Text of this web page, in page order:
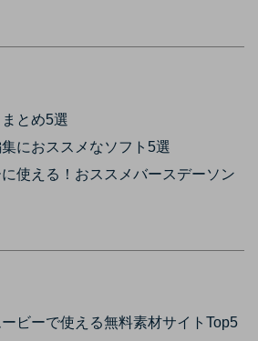
とめ5選
におススメなソフト5選
使える！おススメバースデーソン
ビーで使える無料素材サイトTop5